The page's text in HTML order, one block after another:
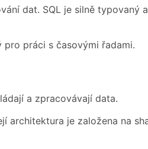
dat. SQL je silně typovaný
práci s časovými řadami.
a zpracovávají data.
architektura je založena na